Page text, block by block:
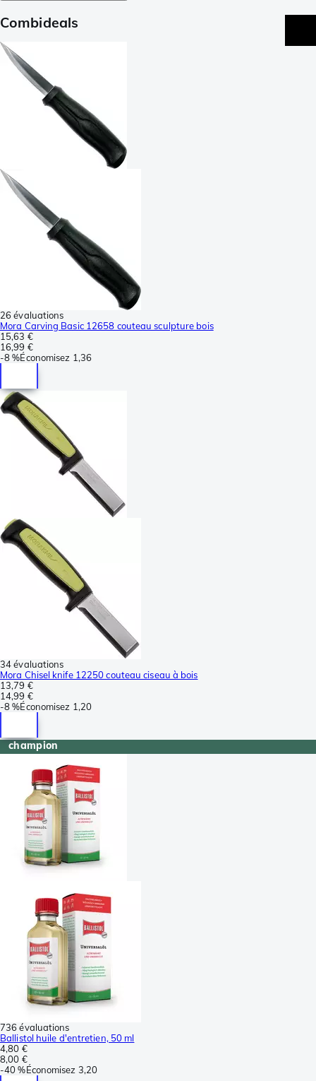
Combideals
26 évaluations
Mora Carving Basic 12658 couteau sculpture bois
15,63 €
16,99 €
-8 %Économisez 1,36
34 évaluations
Mora Chisel knife 12250 couteau ciseau à bois
13,79 €
14,99 €
-8 %Économisez 1,20
champion
736 évaluations
Ballistol huile d'entretien, 50 ml
4,80 €
8,00 €
-40 %Économisez 3,20